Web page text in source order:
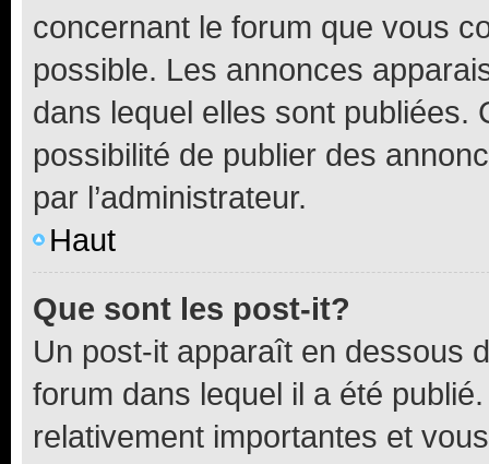
concernant le forum que vous
possible. Les annonces
dans lequel elles sont publiées.
possibilité de publier des
par l’administrateur.
Haut
Que sont les post-it?
Un post-it apparaît en dessous
forum dans lequel il a été
relativement importantes et